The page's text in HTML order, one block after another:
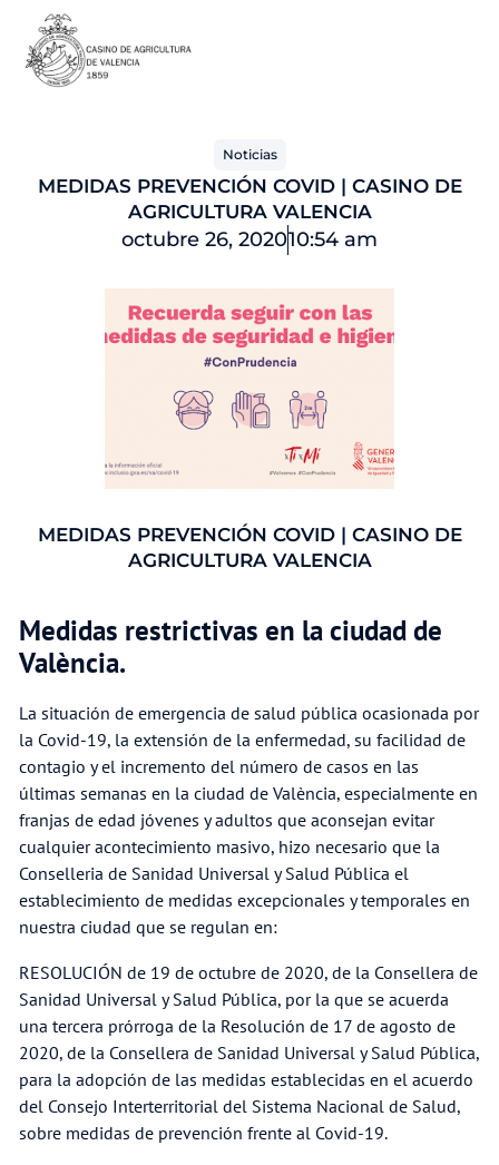
al
Noticias
MEDIDAS PREVENCIÓN COVID | CASINO DE
AGRICULTURA VALENCIA
octubre 26, 202010:54 am
MEDIDAS PREVENCIÓN COVID | CASINO DE
AGRICULTURA VALENCIA
Medidas restrictivas en la ciudad de
València.
La situación de emergencia de salud pública ocasionada por
la Covid-19, la extensión de la enfermedad, su facilidad de
contagio y el incremento del número de casos en las
últimas semanas en la ciudad de València, especialmente en
franjas de edad jóvenes y adultos que aconsejan evitar
cualquier acontecimiento masivo, hizo necesario que la
Conselleria de Sanidad Universal y Salud Pública el
establecimiento de medidas excepcionales y temporales en
nuestra ciudad que se regulan en:
RESOLUCIÓN de 19 de octubre de 2020, de la Consellera de
Sanidad Universal y Salud Pública, por la que se acuerda
una tercera prórroga de la Resolución de 17 de agosto de
2020, de la Consellera de Sanidad Universal y Salud Pública,
para la adopción de las medidas establecidas en el acuerdo
del Consejo Interterritorial del Sistema Nacional de Salud,
sobre medidas de prevención frente al Covid-19.